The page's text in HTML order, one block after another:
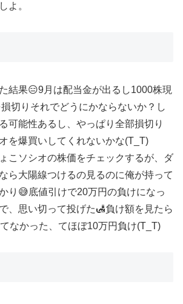
よ。
結果😑9月は配当金が出るし1000株現
切りそれでどうにかならないか？し
可能性あるし、やっぱり全部損切り
を爆買いしてくれないかな(T_T)
こソシオの株価をチェックするが、ダ
ら大陽線つけるの見るのに俺が持って
り😅底値引けで20万円の負けになっ
、思い切って投げた🛃負け額を見たら
なかった、てほぼ10万円負け(T_T)